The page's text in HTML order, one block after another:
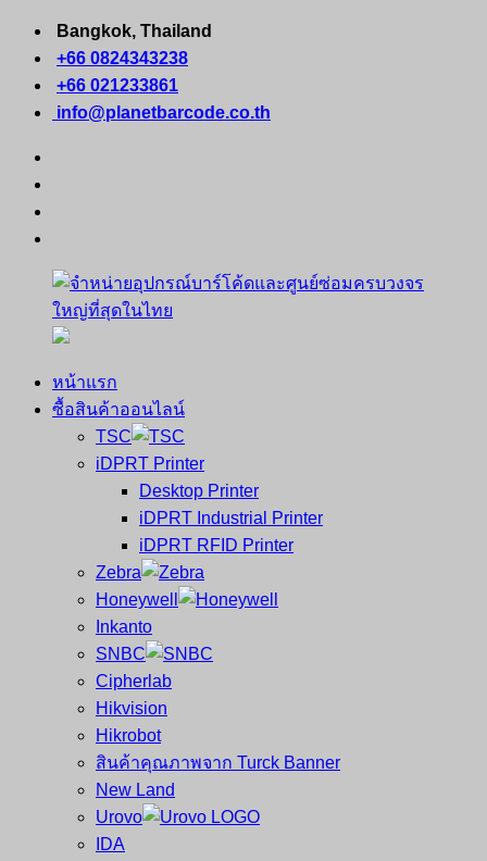
Skip
content
Bangkok, Thailand
+66 0824343238
+66 021233861
info@planetbarcode.co.th
จำหน่าย
คอมพิวเตอร์
หน้าแรก
ซื้อสินค้าออนไลน์
TSC
iDPRT Printer
Desktop Printer
iDPRT Industrial Printer
iDPRT RFID Printer
Zebra
Honeywell
Inkanto
SNBC
Cipherlab
Hikvision
Hikrobot
สินค้าคุณภาพจาก Turck Banner
New Land
Urovo
IDA